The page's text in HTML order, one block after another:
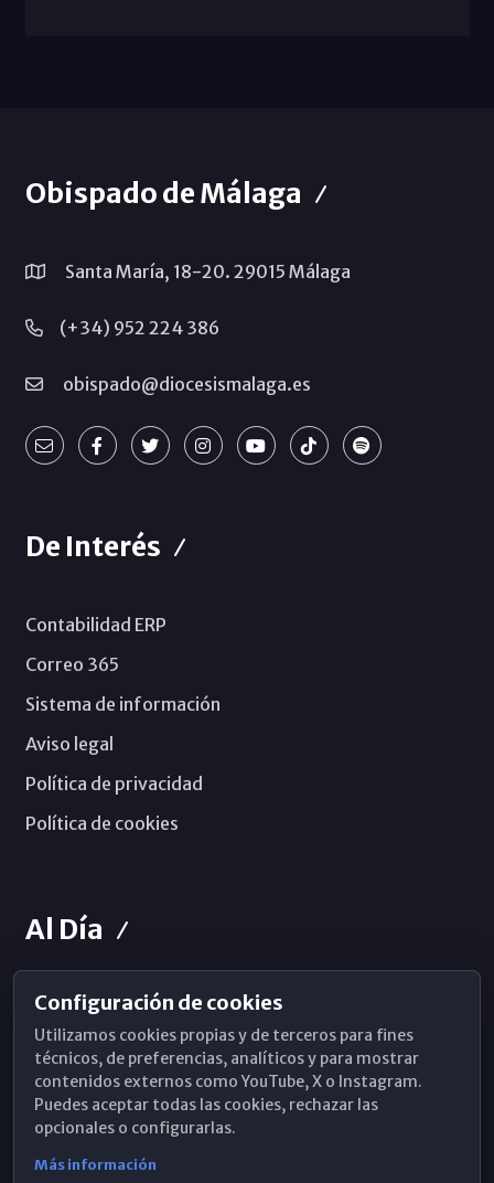
Obispado de Málaga
Santa María, 18-20. 29015 Málaga
(+34) 952 224 386
obispado@diocesismalaga.es
De Interés
Contabilidad ERP
Correo 365
Sistema de información
Aviso legal
Política de privacidad
Política de cookies
Al Día
Horarios de Misa
Hemeroteca
WhatsApp
Configuración de cookies
Utilizamos cookies propias y de terceros para fines
técnicos, de preferencias, analíticos y para mostrar
contenidos externos como YouTube, X o Instagram.
Puedes aceptar todas las cookies, rechazar las
opcionales o configurarlas.
Más información